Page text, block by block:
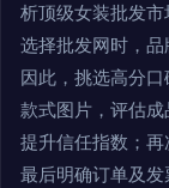
析顶级女装批发市
选择批发网时，品
因此，挑选高分
款式图片，评估成
提升信任指数；
最后明确订单及